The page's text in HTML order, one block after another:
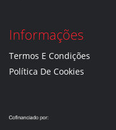
Informações
Termos E Condições
Política De Cookies